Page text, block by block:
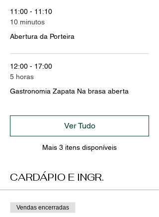
11:00 - 11:10
10 minutos
Abertura da Porteira
12:00 - 17:00
5 horas
Gastronomia Zapata Na brasa aberta
Mais 3 itens disponíveis
Ver Tudo
CARDÁPIO E INGR.
Vendas encerradas